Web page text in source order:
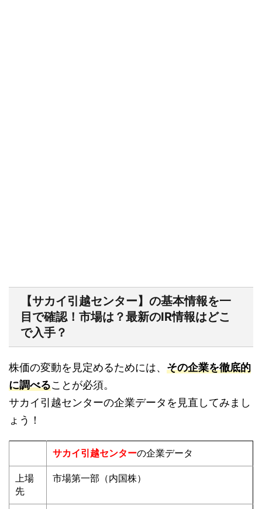
【サカイ引越センター】の基本情報を一
目で確認！市場は？最新のIR情報はどこ
で入手？
株価の変動を見定めるためには、 その企業を徹底的
に調べることが必須。
サカイ引越センターの企業データを見直してみまし
ょう！
サカイ引越センターの企業データ
上場
先
市場第一部（内国株）